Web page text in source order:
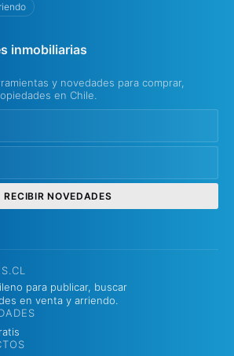
inmobiliarias
y novedades para comprar,
en Chile.
RECIBIR NOVEDADES
para publicar, buscar
en venta y arriendo.